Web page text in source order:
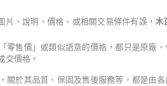
片、說明、價格、或相關交易條件有誤， 木
零售價」或類似語意的價格，都只是原廠
交價格。
關於其品質、保固及售後服務等，都是由